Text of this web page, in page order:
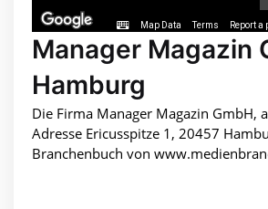
Map Data Terms Report a
Manager Magazin
Hamburg
Die Firma Manager Magazin GmbH,
Adresse Ericusspitze 1, 20457
Branchenbuch von